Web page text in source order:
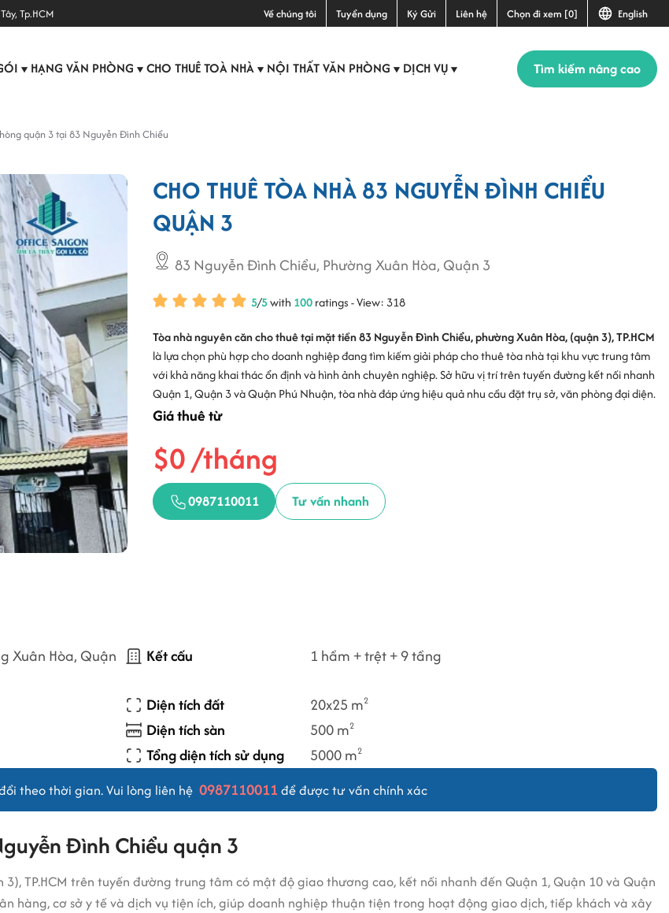
Tp.HCM Về chúng tôi Tuyển dụng Ký Gửi Liên hệ Chọn đi xem [0] English
▼ HẠNG VĂN PHÒNG ▼ CHO THUÊ TOÀ NHÀ ▼ NỘI THẤT VĂN PHÒNG ▼ DỊCH VỤ ▼ Tìm kiếm nâng cao
quận 3 tại 83 Nguyễn Đình Chiểu
CHO THUÊ TÒA NHÀ 83 NGUYỄN ĐÌNH CHIỂU
QUẬN 3
83 Nguyễn Đình Chiểu, Phường Xuân Hòa, Quận 3
5/5with 100ratings - View: 318
Tòa nhà nguyên căn cho thuê tại mặt tiền 83 Nguyễn Đình Chiểu, phường Xuân Hòa, (quận 3), TP.HCM
là lựa chọn phù hợp cho doanh nghiệp đang tìm kiếm giải pháp cho thuê tòa nhà tại khu vực trung tâm
với khả năng khai thác ổn định và hình ảnh chuyên nghiệp. Sở hữu vị trí trên tuyến đường kết nối nhanh
Quận 1, Quận 3 và Quận Phú Nhuận, tòa nhà đáp ứng hiệu quả nhu cầu đặt trụ sở, văn phòng đại diện.
Giá thuê từ
$0 /tháng
0987110011 Tư vấn nhanh
Xuân Hòa, Quận
Kết cấu 1 hầm + trệt + 9 tầng
Diện tích đất 20x25 m2
Diện tích sàn 500 m2
Tổng diện tích sử dụng 5000 m2
theo thời gian. Vui lòng liên hệ 0987110011để được tư vấn chính xác
Đình Chiểu quận 3
TP.HCM trên tuyến đường trung tâm có mật độ giao thương cao, kết nối nhanh đến Quận 1, Quận 10 và Quận
hàng, cơ sở y tế và dịch vụ tiện ích, giúp doanh nghiệp thuận tiện trong hoạt động giao dịch, tiếp khách và xây